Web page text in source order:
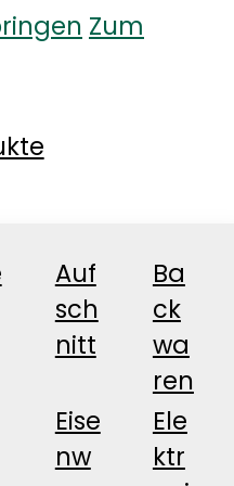
Zum
Auf
sch
nitt
Ba
ck
wa
ren
Eise
nw
Ele
ktr